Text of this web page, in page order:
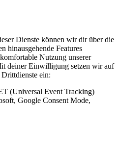
Dienste können wir dir über die
hinausgehende Features
Nutzung unserer
deiner Einwilligung setzen wir auf
ein:
(Universal Event Tracking)
Google Consent Mode,